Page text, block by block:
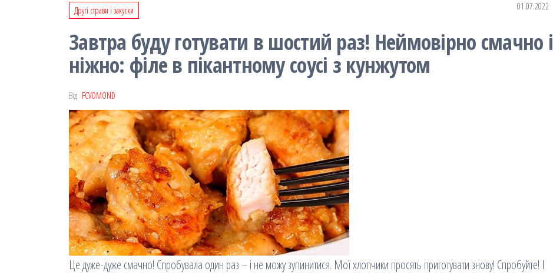
Другі страви і закуски 01.07.2022
Завтра буду готувати в шостий раз! Неймовірно смачно і
ніжно: філе в пікантному соусі з кунжутом
Від FCVOMOND
Це дуже-дуже смачно! Спробувала один раз – і не можу зупинитися. Мої хлопчики просять приготувати знову! Спробуйте! І